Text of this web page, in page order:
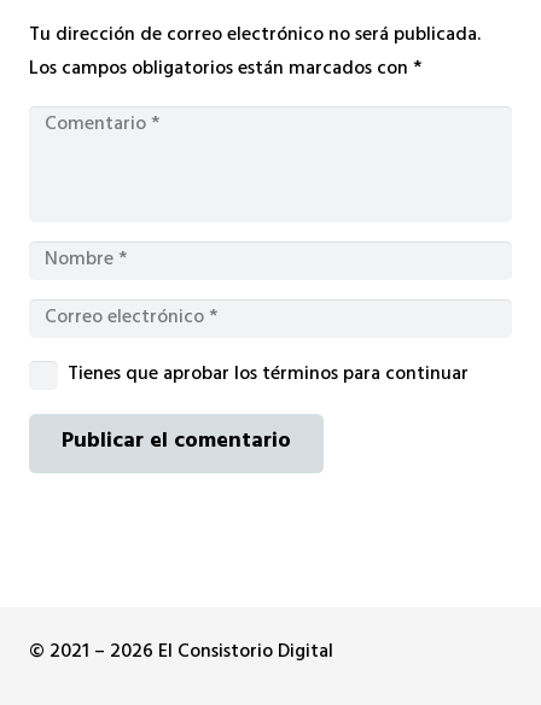
Tu dirección de correo electrónico no será publicada.
Los campos obligatorios están marcados con*
Tienes que aprobar los términos para continuar
Publicar el comentario
© 2021 – 2026 El Consistorio Digital